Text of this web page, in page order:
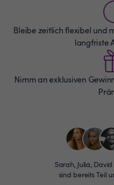
Bleibe zeitlich flexibel und
langfriste
Nimm an exklusiven
Sarah, Julia,
sind bereits Teil